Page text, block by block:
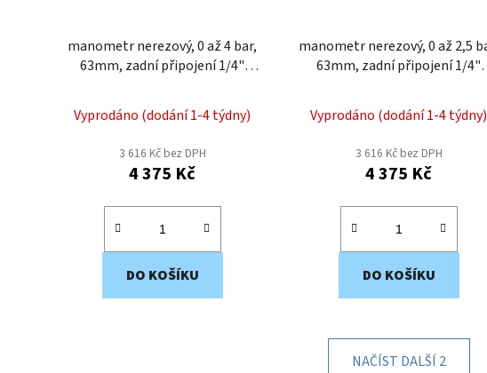
manometr nerezový, 0 až 4 bar,
63mm, zadní připojení 1/4"
Vyprodáno (dodání 1-4 týdny)
3 616 Kč bez DPH
4 375 Kč
DO KOŠÍKU
manometr nerezový, 0 až 2,5 bar,
63mm, zadní připojení 1/4"
Vyprodáno (dodání 1-4 týdny)
3 616 Kč bez DPH
4 375 Kč
DO KOŠÍKU
NAČÍST DALŠÍ 2